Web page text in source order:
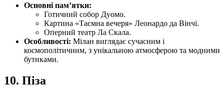
Основні пам’ятки:
Готичний собор Дуомо.
Картина «Таємна вечеря» Леонардо да Вінчі.
Оперний театр Ла Скала.
Особливості: Мілан виглядає сучасним і
космополітичним, з унікальною атмосферою та модними
бутиками.
10. Піза